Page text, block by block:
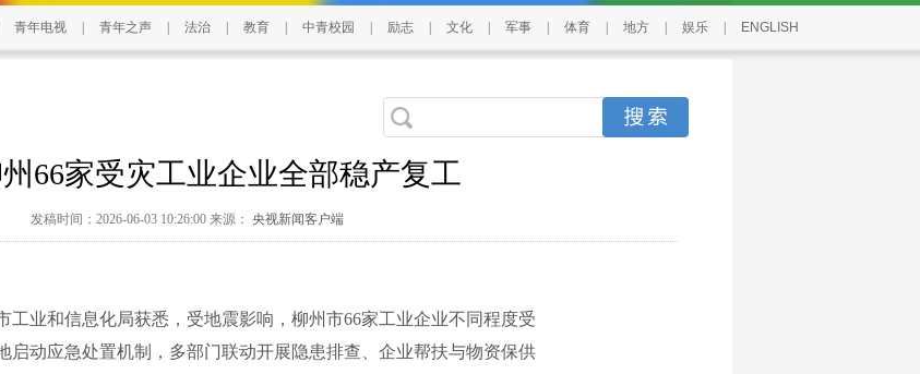
青年电视 青年之声 法治 教育 中青校园 励志 文化 军事 体育 地方 娱乐 ENGLISH
66家受灾工业企业全部稳产复工
发稿时间：2026-06-03 10:26:00 来源： 央视新闻客户端
业和信息化局获悉，受地震影响，柳州市66家工业企业不同程度受
启动应急处置机制，多部门联动开展隐患排查、企业帮扶与物资保供